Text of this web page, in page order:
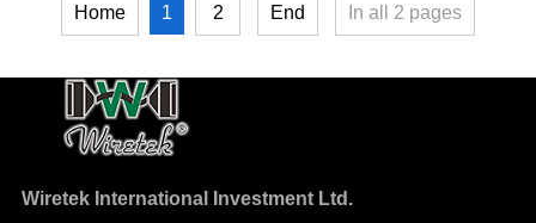
Home 1 2 End In all 2 pages
Wiretek International Investment Ltd.